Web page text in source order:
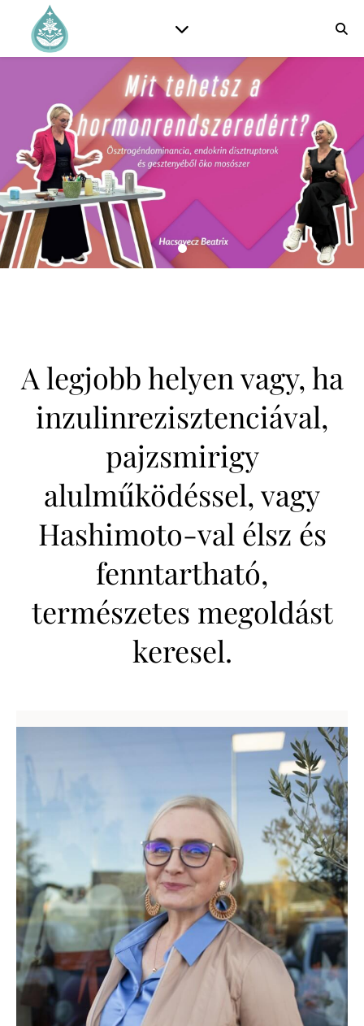
A legjobb helyen vagy, ha
inzulinrezisztenciával,
pajzsmirigy
alulműködéssel, vagy
Hashimoto-val élsz és
fenntartható,
természetes megoldást
keresel.